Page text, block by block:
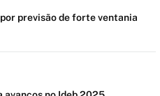
previsão de forte ventania